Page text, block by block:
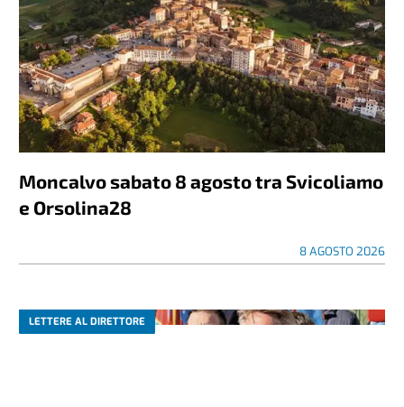
Moncalvo sabato 8 agosto tra Svicoliamo
e Orsolina28
8 AGOSTO 2026
LETTERE AL DIRETTORE